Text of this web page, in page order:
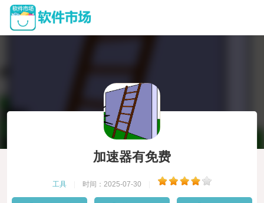
加速器有免费
工具 时间：2025-07-30